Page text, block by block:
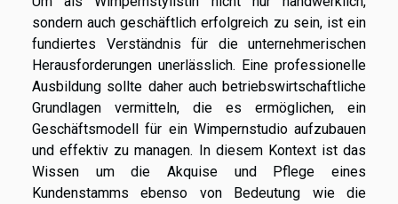
sondern auch geschäftlich erfolgreich zu sein, ist ein
fundiertes Verständnis für die unternehmerischen
Herausforderungen unerlässlich. Eine professionelle
Ausbildung sollte daher auch betriebswirtschaftliche
Grundlagen vermitteln, die es ermöglichen, ein
Geschäftsmodell für ein Wimpernstudio aufzubauen
und effektiv zu managen. In diesem Kontext ist das
Wissen um die Akquise und Pflege eines
Kundenstamms ebenso von Bedeutung wie die